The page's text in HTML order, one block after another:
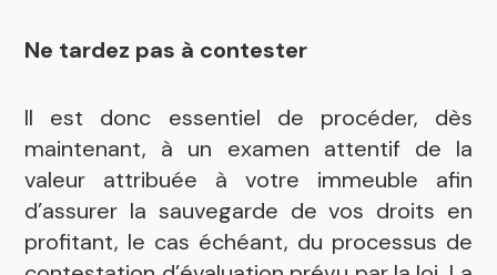
Ne tardez pas à contester
Il est donc essentiel de procéder, dès
maintenant, à un examen attentif de la
valeur attribuée à votre immeuble afin
d’assurer la sauvegarde de vos droits en
profitant, le cas échéant, du processus de